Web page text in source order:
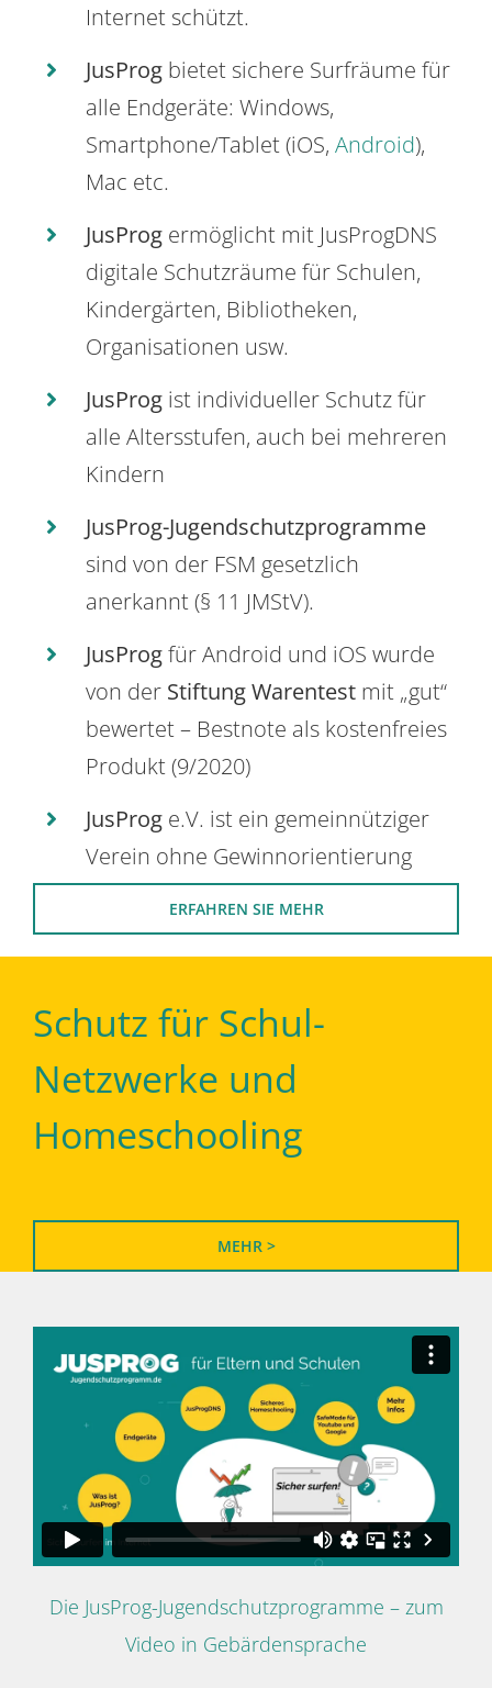
Internet schützt.
JusProg bietet sichere Surfräume für
alle Endgeräte: Windows,
Smartphone/Tablet (iOS, Android),
Mac etc.
JusProg ermöglicht mit JusProgDNS
digitale Schutzräume für Schulen,
Kindergärten, Bibliotheken,
Organisationen usw.
JusProg ist individueller Schutz für
alle Altersstufen, auch bei mehreren
Kindern
JusProg-Jugendschutzprogramme
sind von der FSM gesetzlich
anerkannt (§ 11 JMStV).
JusProgfür Android und iOS wurde
von der Stiftung Warentest mit „gut“
bewertet – Bestnote als kostenfreies
Produkt (9/2020)
JusProg e.V. ist ein gemeinnütziger
Verein ohne Gewinnorientierung
ERFAHREN SIE MEHR
Schutz für Schul-
Netzwerke und
Homeschooling
MEHR >
Die JusProg-Jugendschutzprogramme – zum
Video in Gebärdensprache